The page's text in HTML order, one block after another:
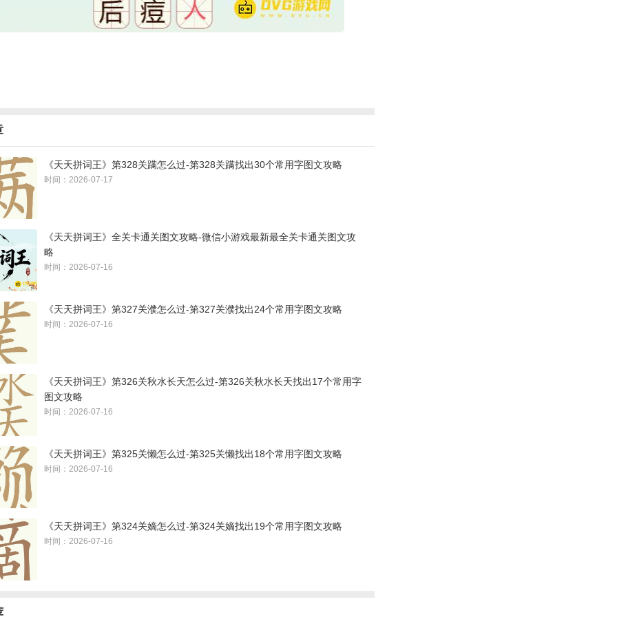
《天天拼词王》第328关蹒怎么过-第328关蹒找出30个常用字图文攻略
时间：2026-07-17
《天天拼词王》全关卡通关图文攻略-微信小游戏最新最全关卡通关图文攻
略
时间：2026-07-16
《天天拼词王》第327关濮怎么过-第327关濮找出24个常用字图文攻略
时间：2026-07-16
《天天拼词王》第326关秋水长天怎么过-第326关秋水长天找出17个常用字
图文攻略
时间：2026-07-16
《天天拼词王》第325关懒怎么过-第325关懒找出18个常用字图文攻略
时间：2026-07-16
《天天拼词王》第324关嫡怎么过-第324关嫡找出19个常用字图文攻略
时间：2026-07-16